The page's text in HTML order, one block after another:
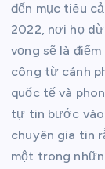
đến mục tiêu
2022, nơi họ
vọng sẽ là
công từ cánh
quốc tế và
tự tin bước vào
chuyên gia tin
một trong